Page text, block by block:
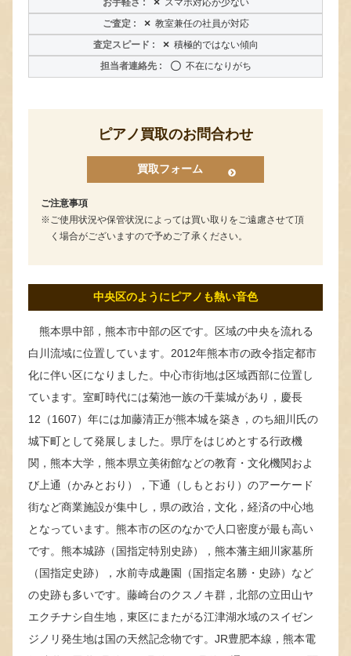
× 教室兼任の社員が対応
× 積極的ではない傾向
〇 不在になりがち
ピアノ買取のお問合わせ
買取フォーム
ご注意事項
ご使用状況や保管状況によっては買い取りをご遠慮させて頂
く場合がございますので予めご了承ください。
中央区のようにピアノも熱い音色
熊本県中部，熊本市中部の区です。区域の中央を流れる
白川流域に位置しています。2012年熊本市の政令指定都市
化に伴い区になりました。中心市街地は区域西部に位置し
ています。室町時代には菊池一族の千葉城があり，慶長
12（1607）年には加藤清正が熊本城を築き，のち細川氏の
城下町として発展しました。県庁をはじめとする行政機
関，熊本大学，熊本県立美術館などの教育・文化機関およ
び上通（かみとおり），下通（しもとおり）のアーケード
街など商業施設が集中し，県の政治，文化，経済の中心地
となっています。熊本市の区のなかで人口密度が最も高い
です。熊本城跡（国指定特別史跡），熊本藩主細川家墓所
（国指定史跡），水前寺成趣園（国指定名勝・史跡）など
の史跡も多いです。藤崎台のクスノキ群，北部の立田山ヤ
エクチナシ自生地，東区にまたがる江津湖水域のスイゼン
ジノリ発生地は国の天然記念物です。JR豊肥本線，熊本電